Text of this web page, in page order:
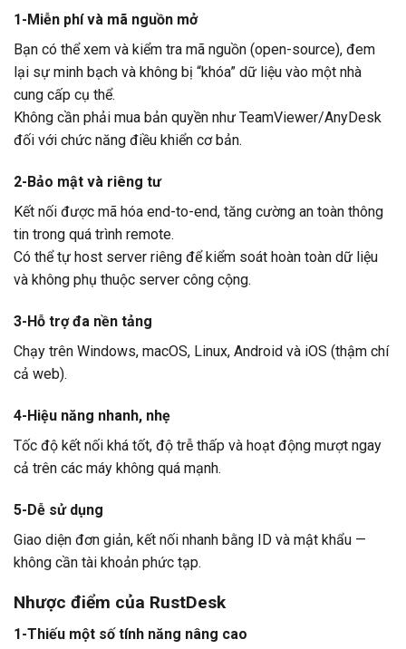
1-Miễn phí và mã nguồn mở
Bạn có thể xem và kiểm tra mã nguồn (open-source), đem
lại sự minh bạch và không bị “khóa” dữ liệu vào một nhà
cung cấp cụ thể.
Không cần phải mua bản quyền như TeamViewer/AnyDesk
đối với chức năng điều khiển cơ bản.
2-Bảo mật và riêng tư
Kết nối được mã hóa end-to-end, tăng cường an toàn thông
tin trong quá trình remote.
Có thể tự host server riêng để kiểm soát hoàn toàn dữ liệu
và không phụ thuộc server công cộng.
3-Hỗ trợ đa nền tảng
Chạy trên Windows, macOS, Linux, Android và iOS (thậm chí
cả web).
4-Hiệu năng nhanh, nhẹ
Tốc độ kết nối khá tốt, độ trễ thấp và hoạt động mượt ngay
cả trên các máy không quá mạnh.
5-Dễ sử dụng
Giao diện đơn giản, kết nối nhanh bằng ID và mật khẩu —
không cần tài khoản phức tạp.
Nhược điểm của RustDesk
1-Thiếu một số tính năng nâng cao